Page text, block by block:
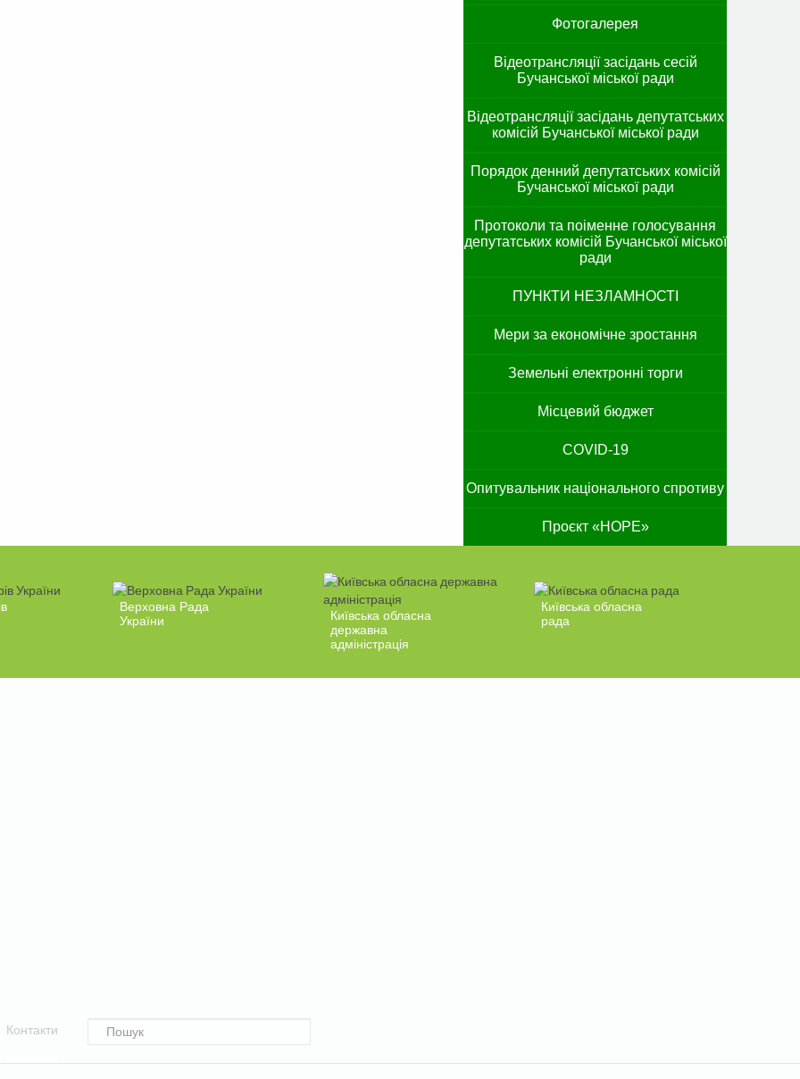
Фотогалерея
Відеотрансляції засідань сесій
Бучанської міської ради
Відеотрансляції засідань депутатських
комісій Бучанської міської ради
Порядок денний депутатських комісій
Бучанської міської ради
Протоколи та поіменне голосування
депутатських комісій Бучанської міської
ради
ПУНКТИ НЕЗЛАМНОСТІ
Мери за економічне зростання
Земельні електронні торги
Місцевий бюджет
COVID-19
Опитувальник національного спротиву
Проєкт «HOPE»
Верховна Рада
України
Київська обласна
державна
адміністрація
Київська обласна
рада
Контакти